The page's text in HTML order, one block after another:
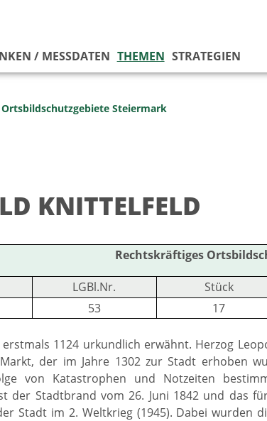
/ MESSDATEN THEMEN STRATEGIEN
Ortsbildschutzgebiete Steiermark
KNITTELFELD
Rechtskräftiges
LGBl.Nr. Stück
53 17
1124 urkundlich erwähnt. Herzog
der im Jahre 1302 zur Stadt erhoben
von Katastrophen und Notzeiten
der Stadtbrand vom 26. Juni 1842 und das
Stadt im 2. Weltkrieg (1945). Dabei wurden